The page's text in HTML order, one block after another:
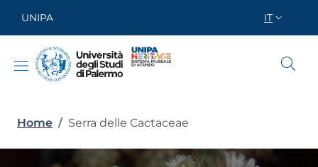
UNIPA IT
Briciole di pane
Home / Serra delle Cactaceae